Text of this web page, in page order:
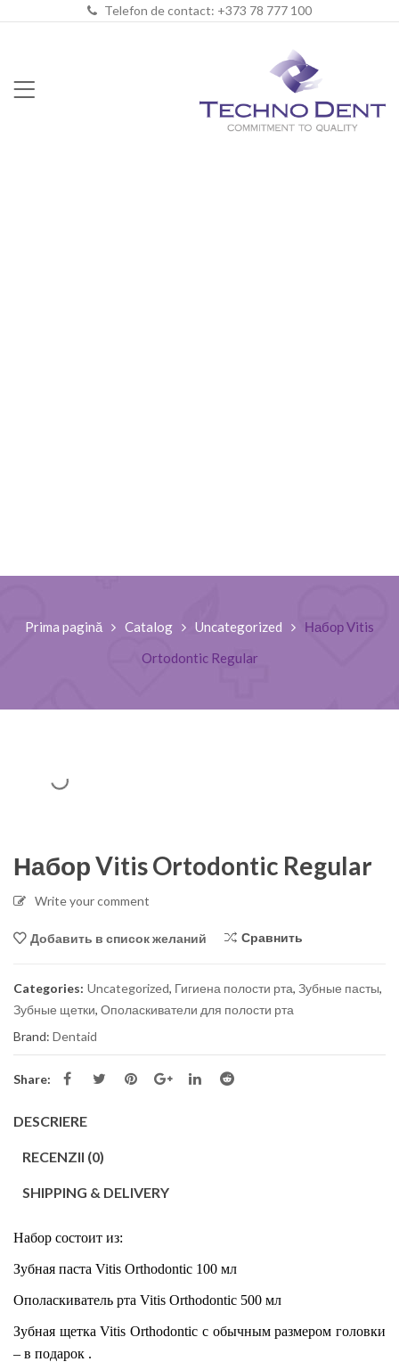
Telefon de contact: +373 78 777 100
Prima pagină Catalog Uncategorized
Набор Vitis
Ortodontic Regular
Набор Vitis Ortodontic Regular
Write your comment
Добавить в список желаний Сравнить
Categories: Uncategorized, Гигиена полости рта, Зубные пасты,
Зубные щетки, Ополаскиватели для полости рта
Brand: Dentaid
Share:
DESCRIERE
RECENZII (0)
SHIPPING & DELIVERY
Набор состоит из:
Зубная паста Vitis Orthodontic 100 мл
Ополаскиватель рта Vitis Orthodontic 500 мл
Зубная щетка Vitis Orthodontic с обычным размером головки
– в подарок .